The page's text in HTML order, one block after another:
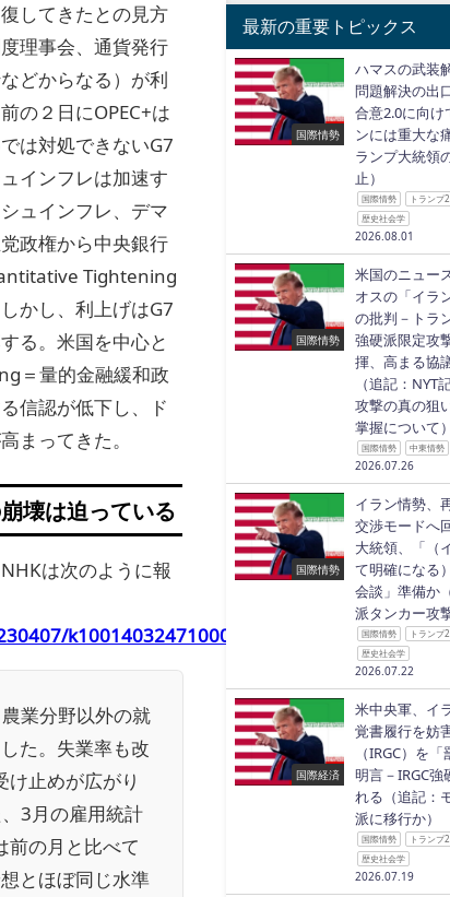
してきたとの見方
理事会、通貨発行
どからなる）が利
の２日にOPEC+は
は対処できないG7
インフレは加速す
ュインフレ、デマ
政権から中央銀行
Tightening
かし、利上げはG7
る。米国を中心と
＝量的金融緩和政
信認が低下し、ド
まってきた。
壊は迫っている
は次のように報
k10014032471000.html
業分野以外の就
た。失業率も改
止めが広がり
3月の雇用統計
前の月と比べて
とほぼ同じ水準
最新の重要トピックス
国際情勢
ハマスの武装
問題解決の出
合意2.0に向け
ンには重大な
ランプ大統領
止）
国際情勢 トランプ
歴史社会学
2026.08.01
国際情勢
米国のニュー
オスの「イラ
の批判－トラ
強硬派限定攻
揮、高まる協
（追記：NYT
攻撃の真の狙
掌握について）
国際情勢 中東情勢
2026.07.26
国際情勢
イラン情勢、
交渉モードへ
大統領、「（
て明確になる
会談」準備か
派タンカー攻
国際情勢 トランプ
歴史社会学
2026.07.22
国際経済
米中央軍、イ
覚書履行を妨
（IRGC）を
明言－IRGC強
れる（追記：
派に移行か）
国際情勢 トランプ
歴史社会学
2026.07.19